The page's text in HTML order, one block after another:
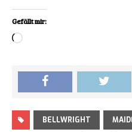
Gefällt mir:
Loading…
BELLWRIGHT